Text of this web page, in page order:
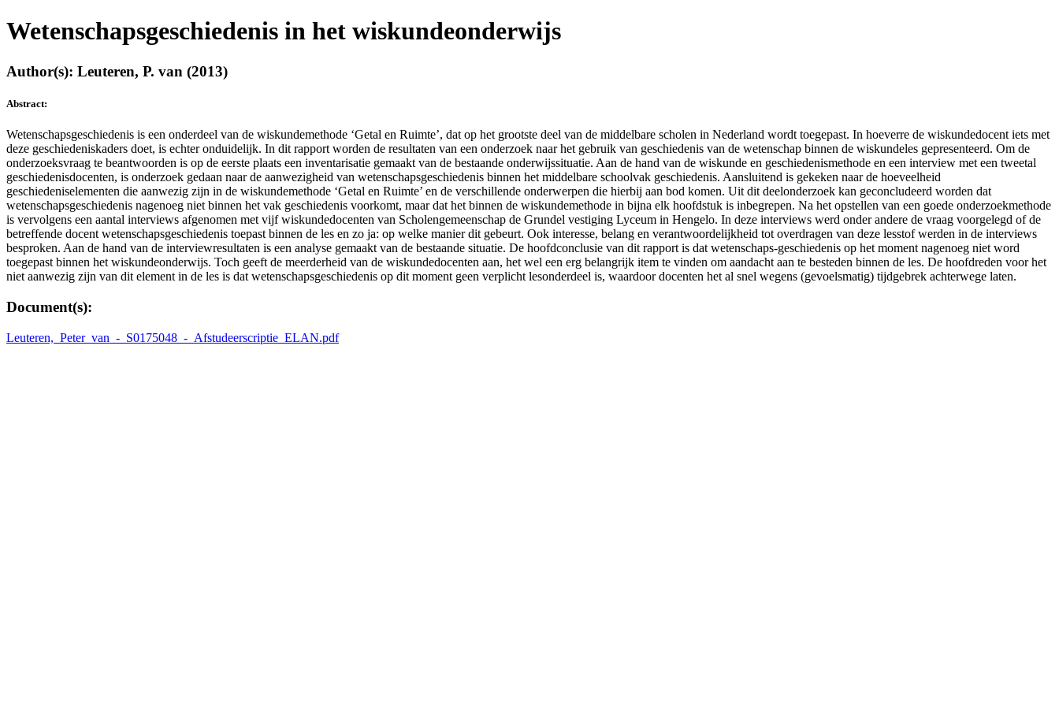
Wetenschapsgeschiedenis in het wiskundeonderwijs
Author(s): Leuteren, P. van (2013)
Abstract:
Wetenschapsgeschiedenis is een onderdeel van de wiskundemethode ‘Getal en Ruimte’, dat op het grootste deel van de middelbare scholen in Nederland wordt toegepast. In hoeverre de wiskundedocent iets met
deze geschiedeniskaders doet, is echter onduidelijk. In dit rapport worden de resultaten van een onderzoek naar het gebruik van geschiedenis van de wetenschap binnen de wiskundeles gepresenteerd. Om de
onderzoeksvraag te beantwoorden is op de eerste plaats een inventarisatie gemaakt van de bestaande onderwijssituatie. Aan de hand van de wiskunde en geschiedenismethode en een interview met een tweetal
geschiedenisdocenten, is onderzoek gedaan naar de aanwezigheid van wetenschapsgeschiedenis binnen het middelbare schoolvak geschiedenis. Aansluitend is gekeken naar de hoeveelheid
geschiedeniselementen die aanwezig zijn in de wiskundemethode ‘Getal en Ruimte’ en de verschillende onderwerpen die hierbij aan bod komen. Uit dit deelonderzoek kan geconcludeerd worden dat
wetenschapsgeschiedenis nagenoeg niet binnen het vak geschiedenis voorkomt, maar dat het binnen de wiskundemethode in bijna elk hoofdstuk is inbegrepen. Na het opstellen van een goede onderzoekmethode
is vervolgens een aantal interviews afgenomen met vijf wiskundedocenten van Scholengemeenschap de Grundel vestiging Lyceum in Hengelo. In deze interviews werd onder andere de vraag voorgelegd of de
betreffende docent wetenschapsgeschiedenis toepast binnen de les en zo ja: op welke manier dit gebeurt. Ook interesse, belang en verantwoordelijkheid tot overdragen van deze lesstof werden in de interviews
besproken. Aan de hand van de interviewresultaten is een analyse gemaakt van de bestaande situatie. De hoofdconclusie van dit rapport is dat wetenschaps-geschiedenis op het moment nagenoeg niet word
toegepast binnen het wiskundeonderwijs. Toch geeft de meerderheid van de wiskundedocenten aan, het wel een erg belangrijk item te vinden om aandacht aan te besteden binnen de les. De hoofdreden voor het
niet aanwezig zijn van dit element in de les is dat wetenschapsgeschiedenis op dit moment geen verplicht lesonderdeel is, waardoor docenten het al snel wegens (gevoelsmatig) tijdgebrek achterwege laten.
Document(s):
Leuteren,_Peter_van_-_S0175048_-_Afstudeerscriptie_ELAN.pdf